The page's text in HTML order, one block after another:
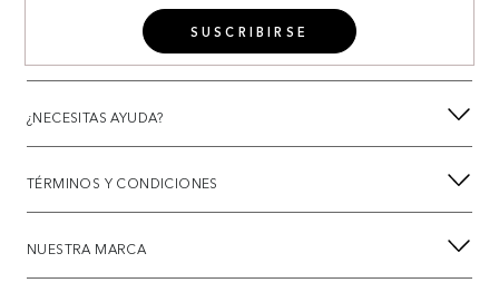
SUSCRIBIRSE
¿NECESITAS AYUDA?
TÉRMINOS Y CONDICIONES
NUESTRA MARCA